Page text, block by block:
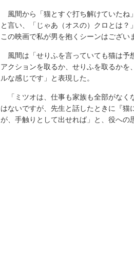
風間から「猫とすぐ打ち解けていたね
と言い、「じゃあ（オスの）クロとは
この映画で私が男を抱くシーンはござい
風間は「せりふを言っていても猫は予
アクションを取るか、せりふを取るか
ルな感じです」と表現した。
「ミツオは、仕事も家族も全部がなく
はないですが、先生と話したときに『
が、手触りとして出せれば」と、役への